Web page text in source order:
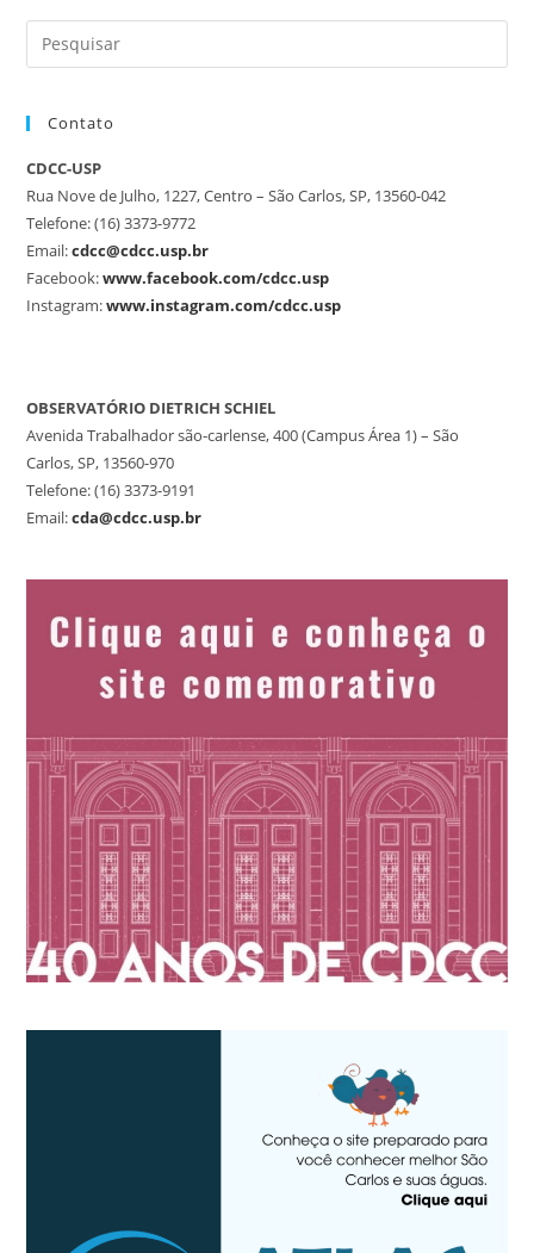
Contato
CDCC-USP
Rua Nove de Julho, 1227, Centro – São Carlos, SP, 13560-042
Telefone: (16) 3373-9772
Email:cdcc@cdcc.usp.br
Facebook:www.facebook.com/cdcc.usp
Instagram:www.instagram.com/cdcc.usp
OBSERVATÓRIO DIETRICH SCHIEL
Avenida Trabalhador são-carlense, 400 (Campus Área 1) – São
Carlos, SP, 13560-970
Telefone: (16) 3373-9191
Email:cda@cdcc.usp.br